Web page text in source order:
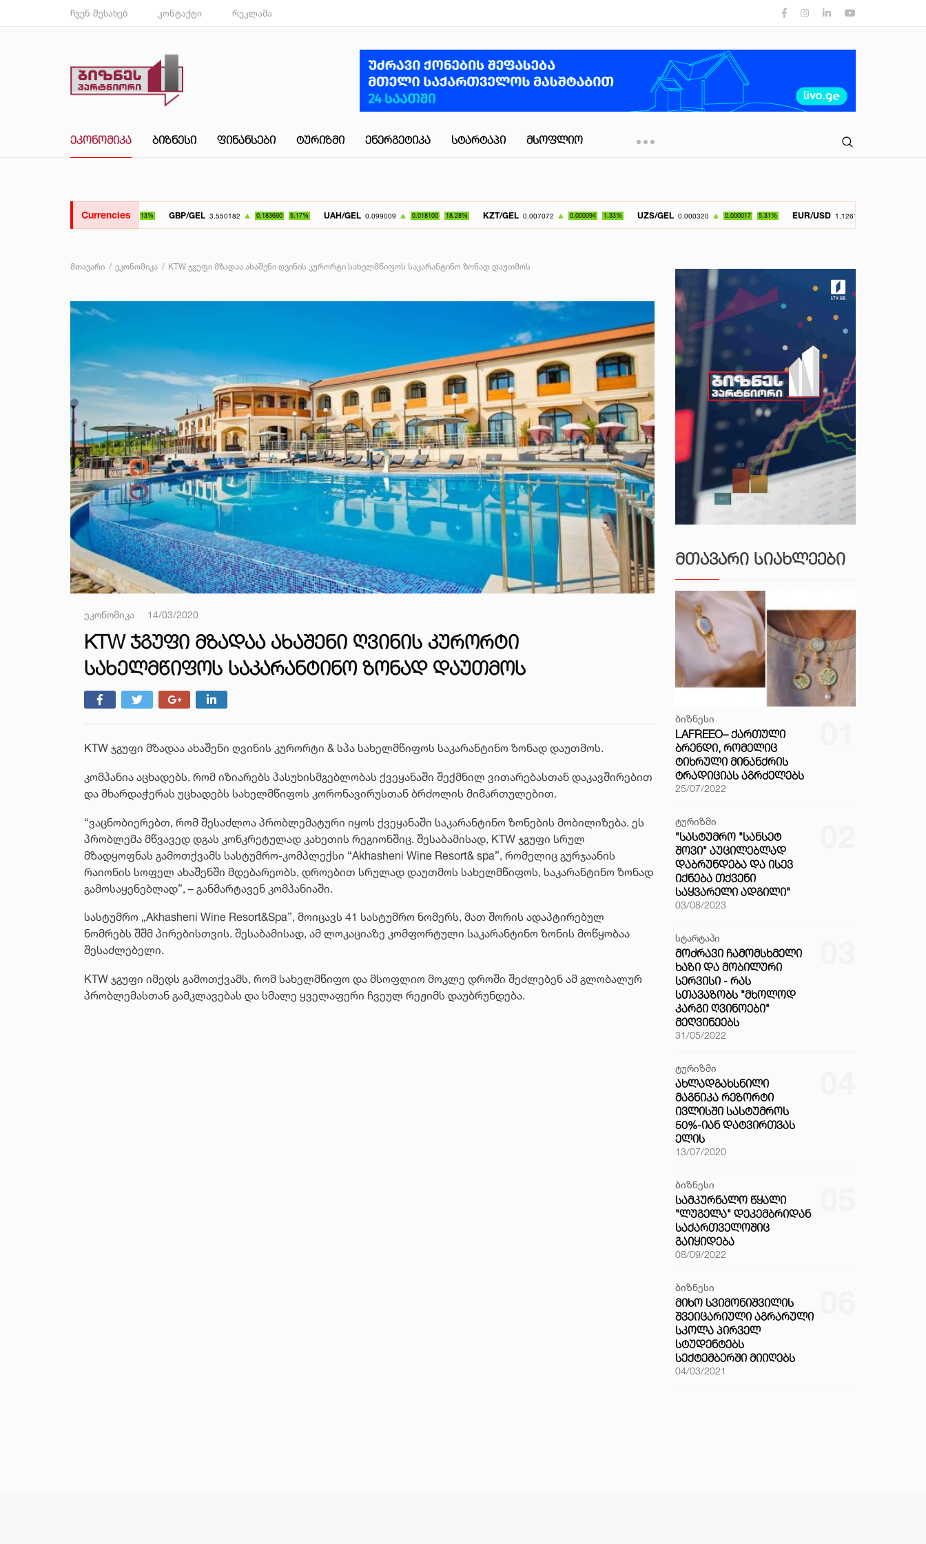
ჩვენ შესახებ კონტაქტი რეკლამა
ᲔᲙᲝᲜᲝᲛᲘᲙᲐ ᲑᲘᲖᲜᲔᲡᲘ ᲤᲘᲜᲐᲜᲡᲔᲑᲘ ᲢᲣᲠᲘᲖᲛᲘ ᲔᲜᲔᲠᲒᲔᲢᲘᲙᲐ ᲡᲢᲐᲠᲢᲐᲞᲘ ᲛᲡᲝᲤᲚᲘᲝ
CurrenciesGBP/GEL 3.550182 0.183690 5.17% UAH/GEL 0.099009 0.018100 18.28% KZT/GEL 0.007072 0.000094 1.33% UZS/GEL 0.000320 0.000017 5.31% EUR/USD 1.126150 -0.049800
მთავარი ეკონომიკა KTW ჯგუფი მზადაა ახაშენი ღვინის კურორტი სახელმწიფოს საკარანტინო ზონად დაუთმოს
ეკონომიკა 14/03/2020
KTW ᲯᲒᲣᲤᲘ ᲛᲖᲐᲓᲐᲐ ᲐᲮᲐᲨᲔᲜᲘ ᲦᲕᲘᲜᲘᲡ ᲙᲣᲠᲝᲠᲢᲘ
ᲡᲐᲮᲔᲚᲛᲬᲘᲤᲝᲡ ᲡᲐᲙᲐᲠᲐᲜᲢᲘᲜᲝ ᲖᲝᲜᲐᲓ ᲓᲐᲣᲗᲛᲝᲡ
KTW ჯგუფი მზადაა ახაშენი ღვინის კურორტი & სპა სახელმწიფოს საკარანტინო ზონად დაუთმოს.
კომპანია აცხადებს, რომ იზიარებს პასუხისმგებლობას ქვეყანაში შექმნილ ვითარებასთან დაკავშირებით
და მხარდაჭერას უცხადებს სახელმწიფოს კორონავირუსთან ბრძოლის მიმართულებით.
“ვაცნობიერებთ, რომ შესაძლოა პრობლემატური იყოს ქვეყანაში საკარანტინო ზონების მობილიზება. ეს
პრობლემა მწვავედ დგას კონკრეტულად კახეთის რეგიონშიც. შესაბამისად, KTW ჯგუფი სრულ
მზადყოფნას გამოთქვამს სასტუმრო-კომპლექსი “Akhasheni Wine Resort& spa”, რომელიც გურჯაანის
რაიონის სოფელ ახაშენში მდებარეობს, დროებით სრულად დაუთმოს სახელმწიფოს, საკარანტინო ზონად
გამოსაყენებლად”, – განმარტავენ კომპანიაში.
სასტუმრო „Akhasheni Wine Resort&Spa”, მოიცავს 41 სასტუმრო ნომერს, მათ შორის ადაპტირებულ
ნომრებს შშმ პირებისთვის. შესაბამისად, ამ ლოკაციაზე კომფორტული საკარანტინო ზონის მოწყობაა
შესაძლებელი.
KTW ჯგუფი იმედს გამოთქვამს, რომ სახელმწიფო და მსოფლიო მოკლე დროში შეძლებენ ამ გლობალურ
პრობლემასთან გამკლავებას და სმალე ყველაფერი ჩვეულ რეჟიმს დაუბრუნდება.
ᲛᲗᲐᲕᲐᲠᲘ ᲡᲘᲐᲮᲚᲔᲔᲑᲘ
ბიზნესი
LAFREEO– ᲥᲐᲠᲗᲣᲚᲘ
ᲑᲠᲔᲜᲓᲘ, ᲠᲝᲛᲔᲚᲘᲪ
ᲢᲘᲮᲠᲣᲚᲘ ᲛᲘᲜᲐᲜᲥᲠᲘᲡ
ᲢᲠᲐᲓᲘᲪᲘᲐᲡ ᲐᲒᲠᲫᲔᲚᲔᲑᲡ
25/07/2022
ტურიზმი
"ᲡᲐᲡᲢᲣᲛᲠᲝ "ᲡᲐᲜᲡᲔᲢ
ᲨᲝᲕᲘ" ᲐᲣᲪᲘᲚᲔᲑᲚᲐᲓ
ᲓᲐᲑᲠᲣᲜᲓᲔᲑᲐ ᲓᲐ ᲘᲡᲔᲕ
ᲘᲥᲜᲔᲑᲐ ᲗᲥᲕᲔᲜᲘ
ᲡᲐᲧᲕᲐᲠᲔᲚᲘ ᲐᲓᲒᲘᲚᲘ"
03/08/2023
სტარტაპი
ᲛᲝᲫᲠᲐᲕᲘ ᲩᲐᲛᲝᲛᲡᲮᲛᲔᲚᲘ
ᲮᲐᲖᲘ ᲓᲐ ᲛᲝᲑᲘᲚᲣᲠᲘ
ᲡᲔᲠᲕᲘᲡᲘ - ᲠᲐᲡ
ᲡᲗᲐᲕᲐᲖᲝᲑᲡ "ᲛᲮᲝᲚᲝᲓ
ᲙᲐᲠᲒᲘ ᲦᲕᲘᲜᲝᲔᲑᲘ"
ᲛᲔᲦᲕᲘᲜᲔᲔᲑᲡ
31/05/2022
ტურიზმი
ᲐᲮᲚᲐᲓᲒᲐᲮᲡᲜᲘᲚᲘ
ᲛᲐᲒᲜᲘᲙᲐ ᲠᲔᲖᲝᲠᲢᲘ
ᲘᲕᲚᲘᲡᲨᲘ ᲡᲐᲡᲢᲣᲛᲠᲝᲡ
50%-ᲘᲐᲜ ᲓᲐᲢᲕᲘᲠᲗᲕᲐᲡ
ᲔᲚᲘᲡ
13/07/2020
ბიზნესი
ᲡᲐᲛᲙᲣᲠᲜᲐᲚᲝ ᲬᲧᲐᲚᲘ
"ᲚᲣᲒᲔᲚᲐ" ᲓᲔᲙᲔᲛᲑᲠᲘᲓᲐᲜ
ᲡᲐᲥᲐᲠᲗᲕᲔᲚᲝᲨᲘᲪ
ᲒᲐᲘᲧᲘᲓᲔᲑᲐ
08/09/2022
ბიზნესი
ᲛᲘᲮᲝ ᲡᲕᲘᲛᲝᲜᲘᲨᲕᲘᲚᲘᲡ
ᲨᲕᲔᲘᲪᲐᲠᲘᲣᲚᲘ ᲐᲒᲠᲐᲠᲣᲚᲘ
ᲡᲙᲝᲚᲐ ᲞᲘᲠᲕᲔᲚ
ᲡᲢᲣᲓᲔᲜᲢᲔᲑᲡ
ᲡᲔᲥᲢᲔᲛᲑᲔᲠᲨᲘ ᲛᲘᲘᲦᲔᲑᲡ
04/03/2021